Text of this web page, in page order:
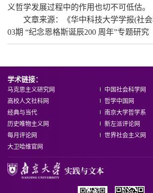
义哲学发展过程中的作用也切不可低估。
文章来源：《华中科技大学学报(社
03期 “纪念恩格斯诞辰200 周年”专题研究
学术链接：
马克思主义研究网
中国社会科学网
高校人文社科网
哲学中国网
经典与当代
南京大学哲学系
历史唯物主义网
新左派评论网
每月评论网
世界社会主义网
大卫哈维官网